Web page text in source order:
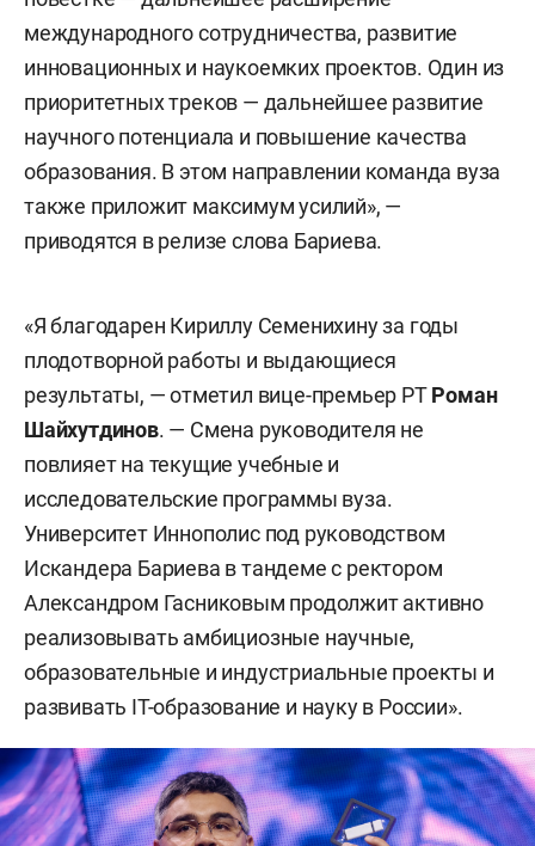
международного сотрудничества, развитие
инновационных и наукоемких проектов. Один из
приоритетных треков — дальнейшее развитие
научного потенциала и повышение качества
образования. В этом направлении команда вуза
также приложит максимум усилий», —
приводятся в релизе слова Бариева.
«Я благодарен Кириллу Семенихину за годы
плодотворной работы и выдающиеся
результаты, — отметил вице-премьер РТРоман
Шайхутдинов. — Смена руководителя не
повлияет на текущие учебные и
исследовательские программы вуза.
Университет Иннополис под руководством
Искандера Бариева в тандеме с ректором
Александром Гасниковым продолжит активно
реализовывать амбициозные научные,
образовательные и индустриальные проекты и
развивать IT-образование и науку в России».